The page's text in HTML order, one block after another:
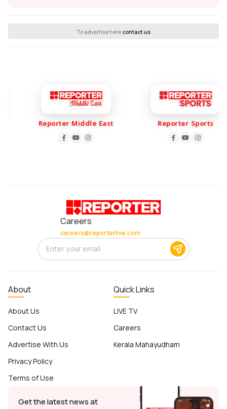
To advertise here,contact us
Reporter Middle East Reporter Sports
Careers
careers@reporterlive.com
About
About Us
Contact Us
Advertise With Us
Privacy Policy
Terms of Use
Quick Links
LIVE TV
Careers
Kerala Mahayudham
Get the latest news at